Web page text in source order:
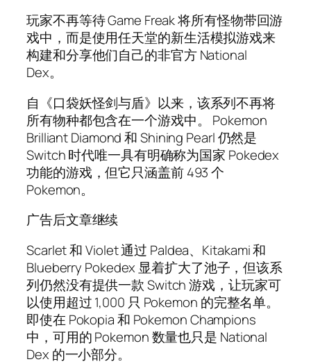
玩家不再等待 Game Freak 将所有怪物带回游
戏中，而是使用任天堂的新生活模拟游戏来
构建和分享他们自己的非官方 National
Dex。
自《口袋妖怪剑与盾》以来，该系列不再将
所有物种都包含在一个游戏中。 Pokemon
Brilliant Diamond 和 Shining Pearl 仍然是
Switch 时代唯一具有明确称为国家 Pokedex
功能的游戏，但它只涵盖前 493 个
Pokemon。
广告后文章继续
Scarlet 和 Violet 通过 Paldea、Kitakami 和
Blueberry Pokedex 显着扩大了池子，但该系
列仍然没有提供一款 Switch 游戏，让玩家可
以使用超过 1,000 只 Pokemon 的完整名单。
即使在 Pokopia 和 Pokemon Champions
中，可用的 Pokemon 数量也只是 National
Dex 的一小部分。